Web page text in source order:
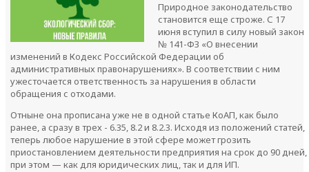
Природное законодательство
становится еще строже. С 17
июня вступил в силу новый закон
№ 141-ФЗ «О внесении
изменений в Кодекс Российской Федерации об
административных правонарушениях». В соответствии с ним
ужесточается ответственность за нарушения в области
обращения с отходами.
Отныне она прописана уже не в одной статье КоАП, как было
ранее, а сразу в трех - 6.35, 8.2 и 8.2.3. Исходя из положений статей,
теперь любое нарушение в этой сфере может грозить
приостановлением деятельности предприятия на срок до 90 дней,
при этом — как для юридических лиц, так и для ИП.